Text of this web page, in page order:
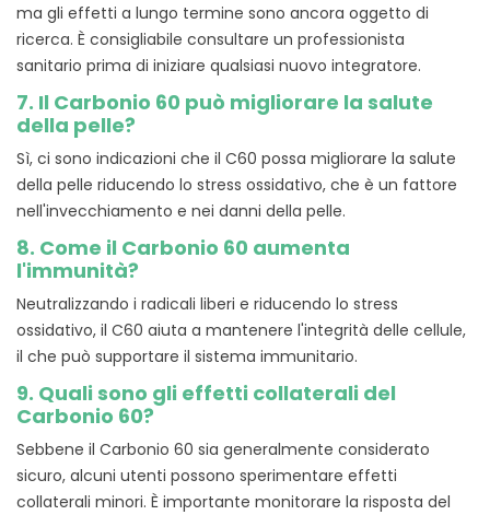
ma gli effetti a lungo termine sono ancora oggetto di
ricerca. È consigliabile consultare un professionista
sanitario prima di iniziare qualsiasi nuovo integratore.
7. Il Carbonio 60 può migliorare la salute
della pelle?
Sì, ci sono indicazioni che il C60 possa migliorare la salute
della pelle riducendo lo stress ossidativo, che è un fattore
nell'invecchiamento e nei danni della pelle.
8. Come il Carbonio 60 aumenta
l'immunità?
Neutralizzando i radicali liberi e riducendo lo stress
ossidativo, il C60 aiuta a mantenere l'integrità delle cellule,
il che può supportare il sistema immunitario.
9. Quali sono gli effetti collaterali del
Carbonio 60?
Sebbene il Carbonio 60 sia generalmente considerato
sicuro, alcuni utenti possono sperimentare effetti
collaterali minori. È importante monitorare la risposta del